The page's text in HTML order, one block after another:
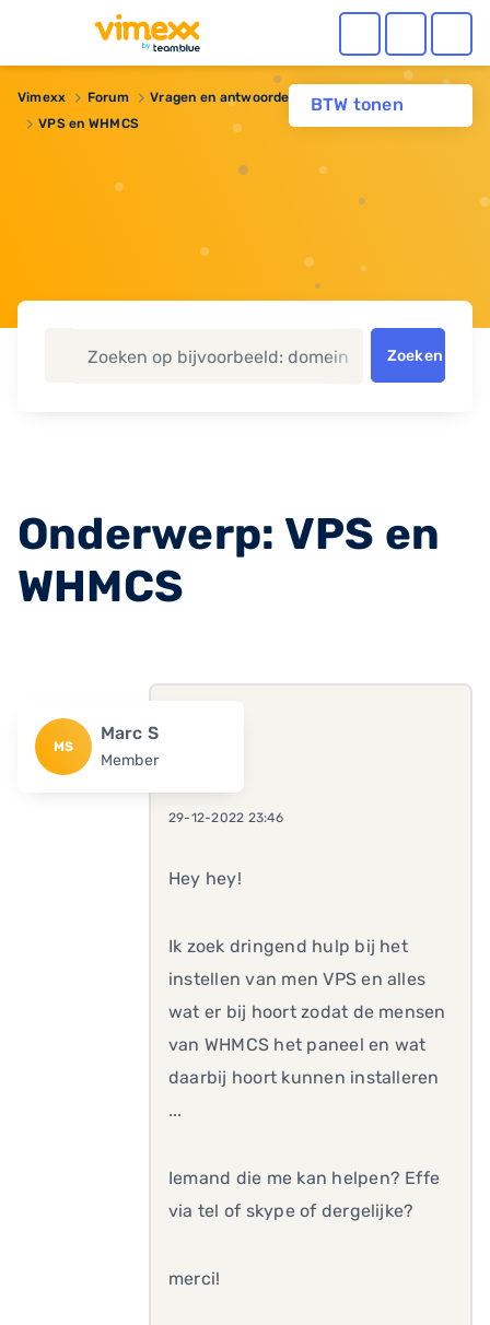
BTW tonen
Vimexx Forum Vragen en antwoorden
Reseller hosting
VPS en WHMCS
Zoeken
Onderwerp: VPS en
WHMCS
MS
Marc S
Member
29-12-2022 23:46
Hey hey!
Ik zoek dringend hulp bij het
instellen van men VPS en alles
wat er bij hoort zodat de mensen
van WHMCS het paneel en wat
daarbij hoort kunnen installeren
...
Iemand die me kan helpen? Effe
via tel of skype of dergelijke?
merci!